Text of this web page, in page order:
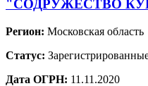
"СОДРУЖЕСТВО
Регион: Московская область
Статус:
Дата ОГРН: 11.11.2020